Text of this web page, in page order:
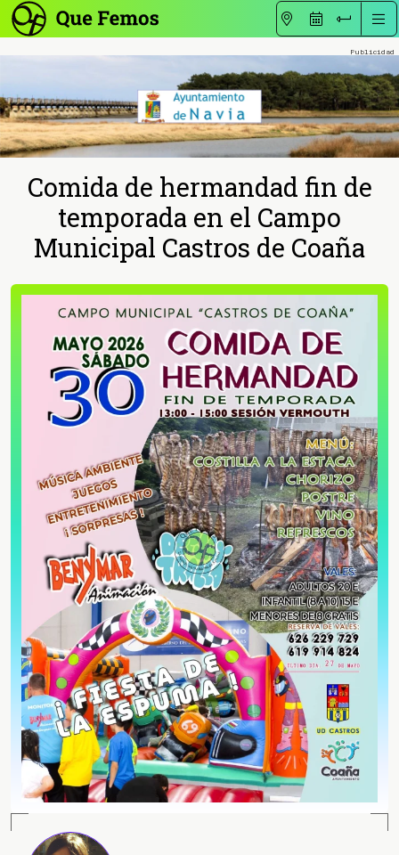
Comida de hermandad fin de
temporada en el Campo
Municipal Castros de Coaña